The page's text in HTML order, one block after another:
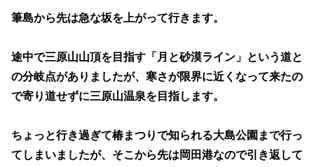
筆島から先は急な坂を上がって行きます。
途中で三原山山頂を目指す「月と砂漠ライン」という道と
の分岐点がありましたが、寒さが限界に近くなって来たの
で寄り道せずに三原山温泉を目指します。
ちょっと行き過ぎて椿まつりで知られる大島公園まで行っ
てしまいましたが、そこから先は岡田港なので引き返して